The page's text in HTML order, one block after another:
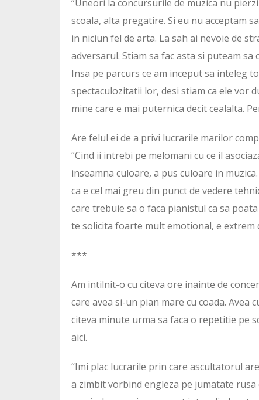
“Uneori la concursurile de muzica nu
scoala, alta pregatire. Si eu nu acceptam
in niciun fel de arta. La sah ai nevoie de
adversarul. Stiam sa fac asta si puteam
Insa pe parcurs ce am inceput sa inteleg
spectaculozitatii lor, desi stiam ca ele vor
mine care e mai puternica decit cealalta.
Are felul ei de a privi lucrarile marilor
“Cind ii intrebi pe melomani cu ce il
inseamna culoare, a pus culoare in
ca e cel mai greu din punct de vedere
care trebuie sa o faca pianistul ca sa
te solicita foarte mult emotional, e extrem
***
Am intilnit-o cu citeva ore inainte de
care avea si-un pian mare cu coada. Avea
citeva minute urma sa faca o repetitie pe
aici.
“Imi plac lucrarile prin care ascultatorul
a zimbit vorbind engleza pe jumatate